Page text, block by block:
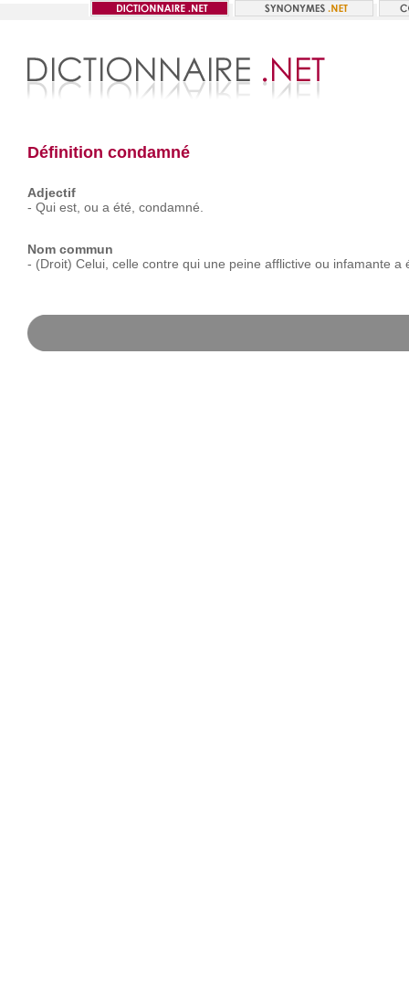
Définition condamné
Adjectif
- Qui est, ou a été, condamné.
Nom commun
- (Droit) Celui, celle contre qui une peine afflictive ou infamante a